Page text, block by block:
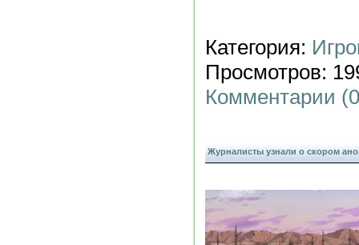
Категория:
Просмотров:
Комментарии
Журналисты узнали о скором